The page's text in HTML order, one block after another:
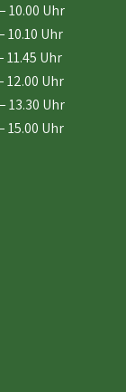
10.00 Uhr
10.10 Uhr
11.45 Uhr
12.00 Uhr
13.30 Uhr
15.00 Uhr